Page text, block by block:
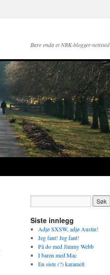
Bare enda et NRK-blogger-nettsted
Siste innlegg
Adjø SXSW, adjø Austin!
Jeg fant! Jeg fant!
På do med Jimmy Webb
I baren med Mac
En siste (?) karamell